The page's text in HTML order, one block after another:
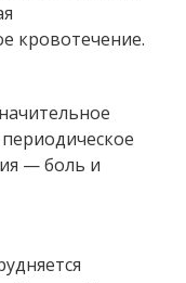
кровотечение.
— боль и